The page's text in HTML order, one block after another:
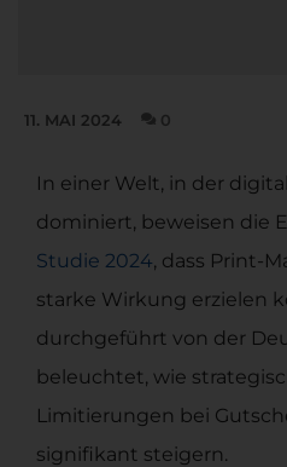
11. MAI 2024 0
In einer Welt, in der
dominiert, beweisen die
Studie 2024, dass Print-
starke Wirkung erzielen
durchgeführt von der
beleuchtet, wie
Limitierungen bei
signifikant steigern.